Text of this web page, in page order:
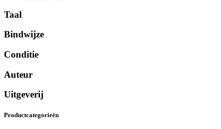
Taal
Bindwijze
Conditie
Auteur
Uitgeverij
Productcategorieën